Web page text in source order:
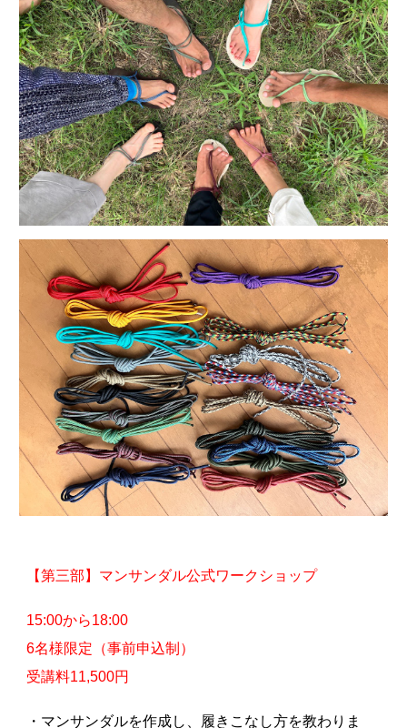
【第三部】マンサンダル公式ワークショップ
15:00から18:00
6名様限定（事前申込制）
受講料11,500円
・マンサンダルを作成し、履きこなし方を教わりま